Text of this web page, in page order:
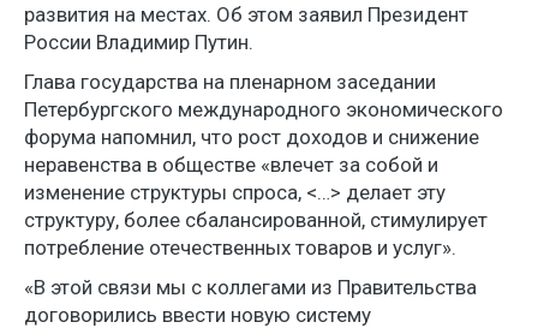
развития на местах. Об этом заявил Президент
России Владимир Путин.
Глава государства на пленарном заседании
Петербургского международного экономического
форума напомнил, что рост доходов и снижение
неравенства в обществе «влечет за собой и
изменение структуры спроса, <…> делает эту
структуру, более сбалансированной, стимулирует
потребление отечественных товаров и услуг».
«В этой связи мы с коллегами из Правительства
договорились ввести новую систему